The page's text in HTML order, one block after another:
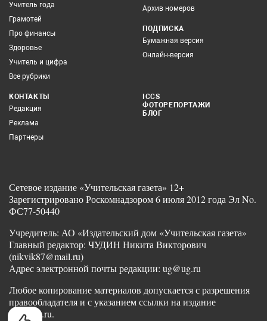
Учитель года
Грамотей
Про финансы
Здоровье
Учитель и цифра
Все рубрики
Архив номеров
ПОДПИСКА
Бумажная версия
Онлайн-версия
КОНТАКТЫ
Редакция
Реклама
Партнеры
ICCS
ФОТОРЕПОРТАЖИ
БЛОГ
Сетевое издание «Учительская газета» 12+
Зарегистрировано Роскомнадзором 6 июля 2012 года Эл No.
ФС77-50440
Учредитель: АО «Издательский дом «Учительская газета»
Главный редактор: ЧУДИН Никита Викторович
(nikvik87@mail.ru)
Адрес электронной почты редакции: ug@ug.ru
Любое копирование материалов допускается с разрешения
правообладателя и с указанием ссылки на издание
www.ug.ru.